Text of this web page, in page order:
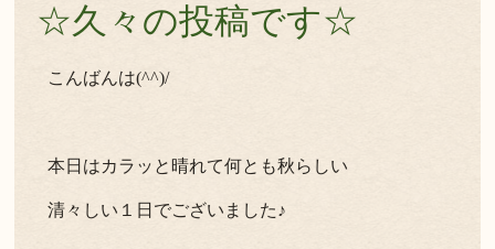
☆久々の投稿です☆
こんばんは(^^)/
本日はカラッと晴れて何とも秋らしい
清々しい１日でございました♪